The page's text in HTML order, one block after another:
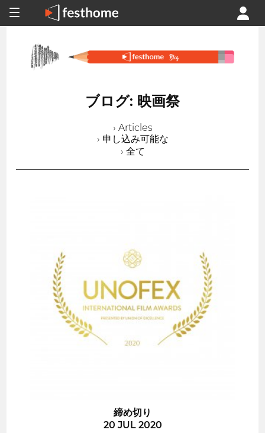
ブログ: 映画祭
› Articles
› 申し込み可能な
› 全て
締め切り
20 JUL 2020